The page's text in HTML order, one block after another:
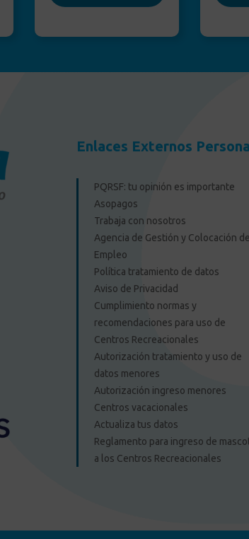
Enlaces Externos
PQRSF: tu opinión es importante
Asopagos
Trabaja con nosotros
Agencia de Gestión y Colocación de
Empleo
Política tratamiento de datos
Aviso de Privacidad
Cumplimiento normas y
recomendaciones para uso de
Centros Recreacionales
Autorización tratamiento y uso de
datos menores
Autorización ingreso menores
Centros vacacionales
Actualiza tus datos
Reglamento para ingreso de
a los Centros Recreacionales